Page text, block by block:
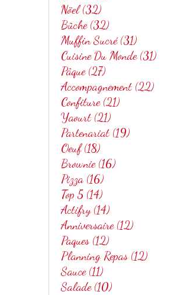
Nöel(32)
Bûche(32)
Muffin Sucré(31)
Cuisine Du Monde(31)
Pâque(27)
Accompagnement(22)
Confiture(21)
Yaourt(21)
Partenariat(19)
Oeuf(18)
Brownie(16)
Pizza(16)
Top 5 (14)
Actifry(14)
Anniversaire(12)
Paques(12)
Planning Repas(12)
Sauce(11)
Salade(10)